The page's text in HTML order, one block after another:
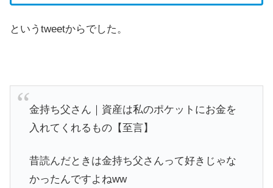
というtweetからでした。
金持ち父さん｜資産は私のポケットにお金を
入れてくれるもの【至言】
昔読んだときは金持ち父さんって好きじゃな
かったんですよねww